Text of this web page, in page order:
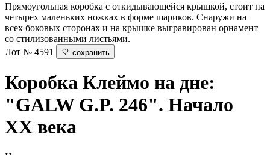
Прямоугольная коробка с откидывающейся крышкой, стоит на
четырех маленьких ножках в форме шариков. Снаружи на
всех боковых сторонах и на крышке выгравирован орнамент
со стилизованными листьями.
Лот № 4591
сохранить
Коробка Клеймо на дне:
"GALW G.P. 246". Начало
ХХ века